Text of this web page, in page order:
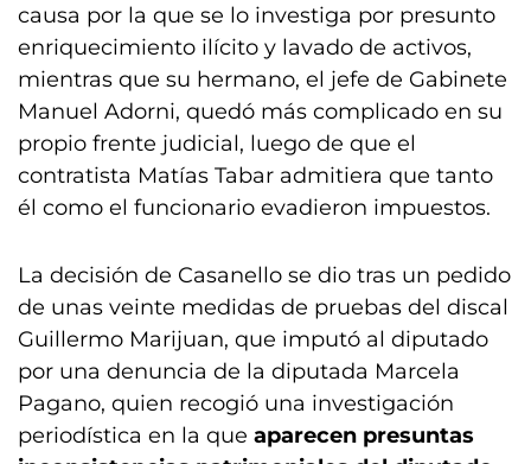
causa por la que se lo investiga por presunto
enriquecimiento ilícito y lavado de activos,
mientras que su hermano, el jefe de Gabinete
Manuel Adorni, quedó más complicado en su
propio frente judicial, luego de que el
contratista Matías Tabar admitiera que tanto
él como el funcionario evadieron impuestos.
La decisión de Casanello se dio tras un pedido
de unas veinte medidas de pruebas del discal
Guillermo Marijuan, que imputó al diputado
por una denuncia de la diputada Marcela
Pagano, quien recogió una investigación
periodística en la que aparecen presuntas